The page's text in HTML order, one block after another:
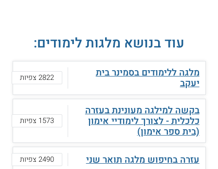
עוד בנושא מלגות לימודים:
מלגה ללימודים בסמינר בית
יעקב 2822 צפיות
בקשה למילגה מעונינת בעזרה
כלכלית - לצורך לימודיי אימון
(בית ספר אימון)
1573 צפיות
עזרה בחיפוש מלגה תואר שני 2490 צפיות